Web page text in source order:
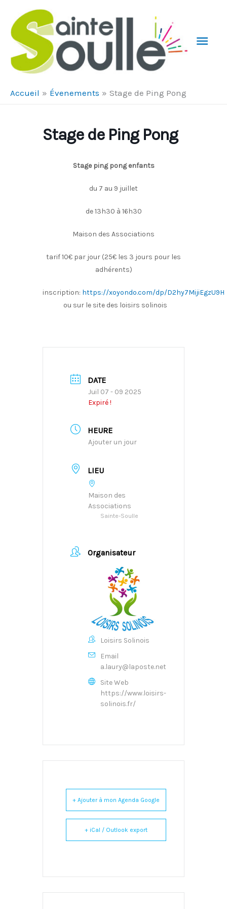
Accueil Évenements Stage de Ping Pong
Stage de Ping Pong
Stage ping pong enfants
du 7 au 9 juillet
de 13h30 à 16h30
Maison des Associations
tarif 10€ par jour (25€ les 3 jours pour les
adhérents)
inscription: https://xoyondo.com/dp/D2hy7MijiEgzU9H
ou sur le site des loisirs solinois
DATE
Juil 07 - 09 2025
Expiré !
HEURE
Ajouter un jour
LIEU
Maison des
Associations
Sainte-Soulle
Organisateur
Loisirs Solinois
Email
a.laury@laposte.net
Site Web
https://www.loisirs-
solinois.fr/
+ Ajouter à mon Agenda Google
+ iCal / Outlook export